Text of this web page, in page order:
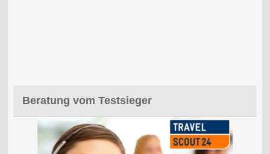
Beratung vom Testsieger